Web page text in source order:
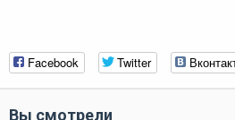
Facebook Twitter
Вы смотрели